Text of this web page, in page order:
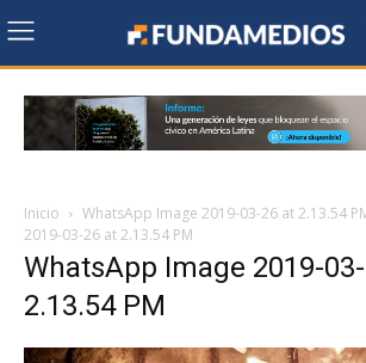
Inicio WhatsApp Image 2019-03-26 at 2.13.54
2019-03-26 at 2.13.54 PM
WhatsApp Image 2019-
2.13.54 PM